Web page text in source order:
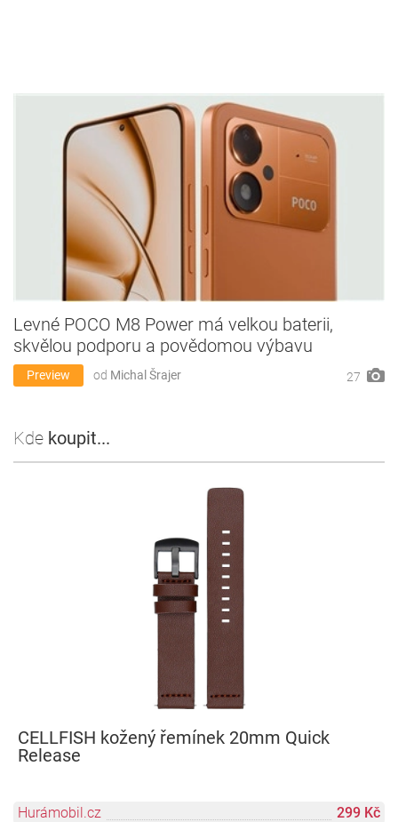
Levné POCO M8 Power má velkou baterii,
skvělou podporu a povědomou výbavu
Preview od Michal Šrajer 27
Kde koupit...
CELLFISH kožený řemínek 20mm Quick
Release
Hurámobil.cz 299 Kč